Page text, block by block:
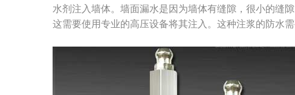
水剂注入墙体。墙面漏水是因为墙体有缝隙，很小的缝
这需要使用专业的高压设备将其注入。这种注浆的防水